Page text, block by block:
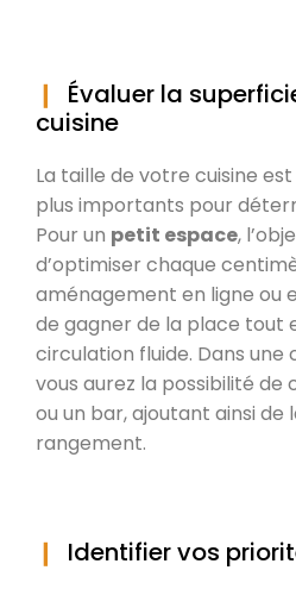
Évaluer la
cuisine
La taille de votre cuisine
plus importants pour
Pour un petit espace,
d’optimiser chaque
aménagement en ligne ou
de gagner de la place tout
circulation fluide. Dans une
vous aurez la possibilité de
ou un bar, ajoutant ainsi de
rangement.
Identifier vos